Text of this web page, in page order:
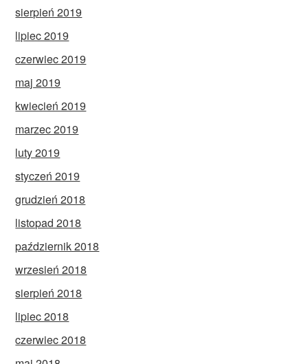
sierpień 2019
lipiec 2019
czerwiec 2019
maj 2019
kwiecień 2019
marzec 2019
luty 2019
styczeń 2019
grudzień 2018
listopad 2018
październik 2018
wrzesień 2018
sierpień 2018
lipiec 2018
czerwiec 2018